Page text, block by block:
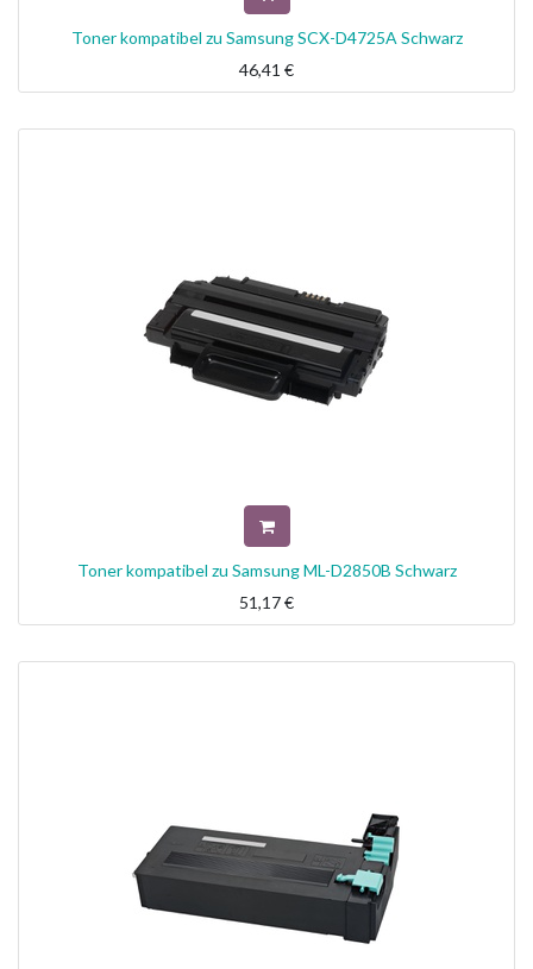
Toner kompatibel zu Samsung SCX-D4725A Schwarz
46,41 €
Toner kompatibel zu Samsung ML-D2850B Schwarz
51,17€